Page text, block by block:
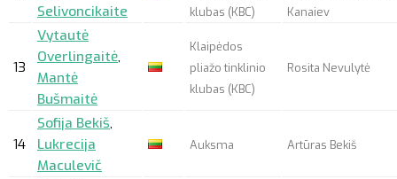
Selivoncikaite
klubas (KBC)
Kanaiev
13
Vytautė
Overlingaitė,
Mantė
Bušmaitė
Klaipėdos
pliažo tinklinio
klubas (KBC)
Rosita Nevulytė
14
Sofija Bekiš,
Lukrecija
Maculevič
Auksma Artūras Bekiš